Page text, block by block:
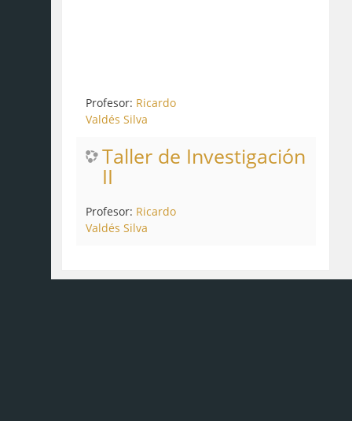
Profesor: Ricardo
Valdés Silva
Taller de Investigación
II
Profesor: Ricardo
Valdés Silva